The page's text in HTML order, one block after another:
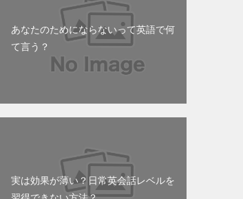
あなたのためにならないって英語で何
て言う？
実は効果が薄い？日常英会話レベルを